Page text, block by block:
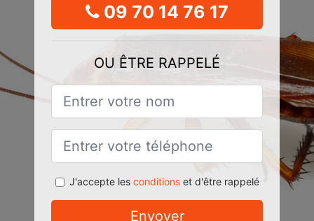
09 70 14 76 17
OU ÊTRE RAPPELÉ
J'accepte les conditionset d'être rappelé
Envoyer